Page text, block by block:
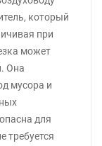
который
при
может
Она
мусора и
для
требуется